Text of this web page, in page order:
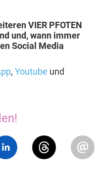
VIER PFOTEN
und, wann immer
Social Media
, Youtube und